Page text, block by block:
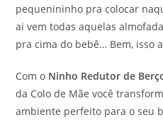
pequenininho pra colocar
ai vem todas aquelas
pra cima do bebê… Bem, isso
Com o Ninho Redutor de
da Colo de Mãe você
ambiente perfeito para o seu